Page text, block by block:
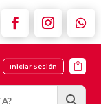
Iniciar Sesión 